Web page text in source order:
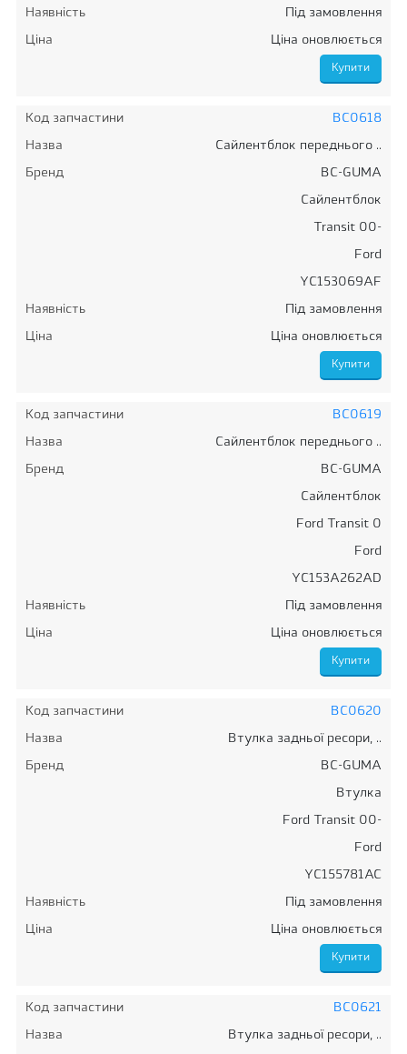
Наявність
Під замовлення
Ціна
Ціна оновлюється
Код запчастини
BC0618
Назва
Сайлентблок переднього ..
Бренд
BC-GUMA
Сайлентблок
Transit 00-
Ford
YC153069AF
Наявність
Під замовлення
Ціна
Ціна оновлюється
Код запчастини
BC0619
Назва
Сайлентблок переднього ..
Бренд
BC-GUMA
Сайлентблок
Ford Transit 0
Ford
YC153A262AD
Наявність
Під замовлення
Ціна
Ціна оновлюється
Код запчастини
BC0620
Назва
Втулка задньої ресори, ..
Бренд
BC-GUMA
Втулка
Ford Transit 00-
Ford
YC155781AC
Наявність
Під замовлення
Ціна
Ціна оновлюється
Код запчастини
BC0621
Назва
Втулка задньої ресори, ..